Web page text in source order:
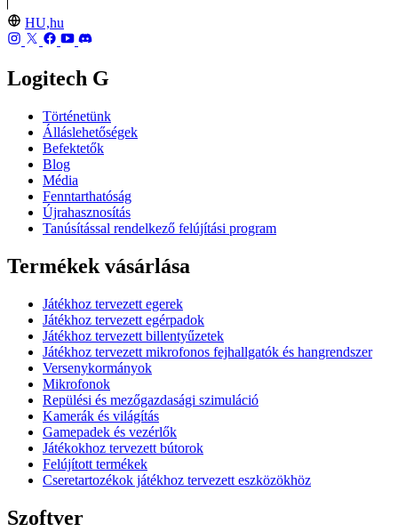
HU,hu
Logitech G
Történetünk
Álláslehetőségek
Befektetők
Blog
Média
Fenntarthatóság
Újrahasznosítás
Tanúsítással rendelkező felújítási program
Termékek vásárlása
Játékhoz tervezett egerek
Játékhoz tervezett egérpadok
Játékhoz tervezett billentyűzetek
Játékhoz tervezett mikrofonos fejhallgatók és hangrendszer
Versenykormányok
Mikrofonok
Repülési és mezőgazdasági szimuláció
Kamerák és világítás
Gamepadek és vezérlők
Játékokhoz tervezett bútorok
Felújított termékek
Cseretartozékok játékhoz tervezett eszközökhöz
Szoftver